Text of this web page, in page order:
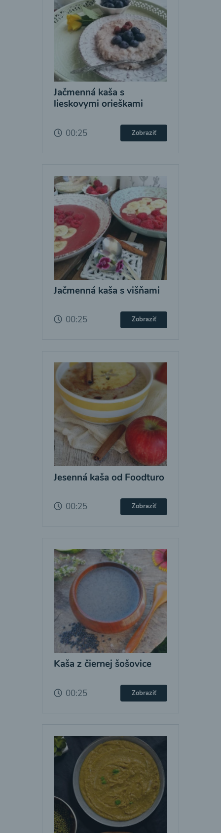
Jačmenná kaša s
lieskovymi orieškami
00:25 Zobraziť
Jačmenná kaša s višňami
00:25 Zobraziť
Jesenná kaša od Foodturo
00:25 Zobraziť
Kaša z čiernej šošovice
00:25 Zobraziť